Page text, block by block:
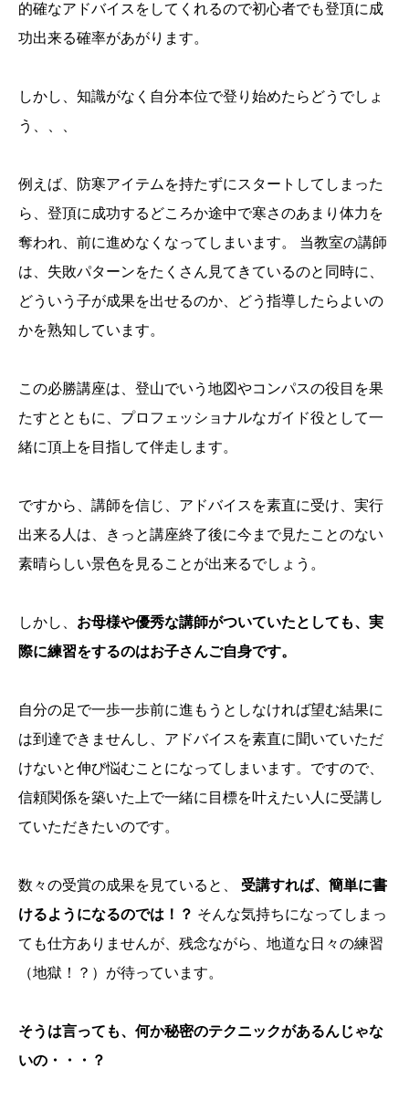
的確なアドバイスをしてくれるので初心者でも登頂に成
功出来る確率があがります。
しかし、知識がなく自分本位で登り始めたらどうでしょ
う、、、
例えば、防寒アイテムを持たずにスタートしてしまった
ら、登頂に成功するどころか途中で寒さのあまり体力を
奪われ、前に進めなくなってしまいます。 当教室の講師
は、失敗パターンをたくさん見てきているのと同時に、
どういう子が成果を出せるのか、どう指導したらよいの
かを熟知しています。
この必勝講座は、登山でいう地図やコンパスの役目を果
たすとともに、プロフェッショナルなガイド役として一
緒に頂上を目指して伴走します。
ですから、講師を信じ、アドバイスを素直に受け、実行
出来る人は、きっと講座終了後に今まで見たことのない
素晴らしい景色を見ることが出来るでしょう。
しかし、 お母様や優秀な講師がついていたとしても、実
際に練習をするのはお子さんご自身です。
自分の足で一歩一歩前に進もうとしなければ望む結果に
は到達できませんし、アドバイスを素直に聞いていただ
けないと伸び悩むことになってしまいます。ですので、
信頼関係を築いた上で一緒に目標を叶えたい人に受講し
ていただきたいのです。
数々の受賞の成果を見ていると、 受講すれば、簡単に書
けるようになるのでは！？ そんな気持ちになってしまっ
ても仕方ありませんが、残念ながら、地道な日々の練習
（地獄！？）が待っています。
そうは言っても、何か秘密のテクニックがあるんじゃな
いの・・・？